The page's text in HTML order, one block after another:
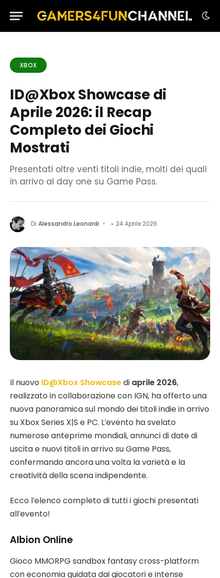
XBOX
ID@Xbox Showcase di
Aprile 2026: il Recap
Completo dei Giochi
Mostrati
Presentati oltre venti titoli indie, molti dei quali
in arrivo al day one su Game Pass.
Di Alessandro Leonardi 24 Aprile 2026
Il nuovo ID@Xbox Showcasedi aprile 2026,
realizzato in collaborazione con IGN, ha offerto una
nuova panoramica sul mondo dei titoli indie in arrivo
su Xbox Series X|S e PC. L’evento ha svelato
numerose anteprime mondiali, annunci di date di
uscita e nuovi titoli in arrivo su Game Pass,
confermando ancora una volta la varietà e la
creatività della scena indipendente.
Ecco l’elenco completo di tutti i giochi presentati
all’evento!
Albion Online
Gioco MMORPG sandbox fantasy cross-platform
con economia guidata dai giocatori e intense